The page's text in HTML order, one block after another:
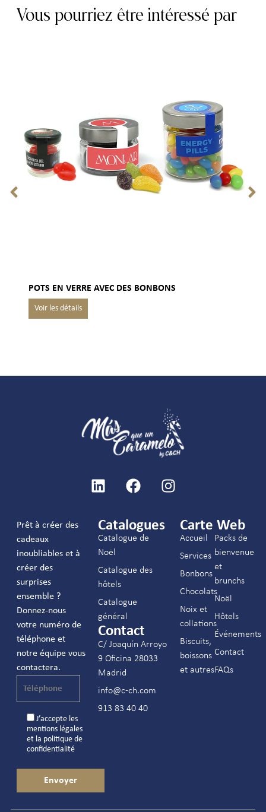
Vous pourriez être intéressé par
POTS EN VERRE AVEC DES BONBONS
Prêt à créer des
cadeaux
inoubliables et à
créer des
surprises
ensemble ?
Donnez-nous
votre numéro de
téléphone et
notre équipe vous
contactera.
J’accepte les
mentions légales
et la politique de
confidentialité
Catalogues
Catalogue de
Noël
Catalogue des
hôtels
Catalogue
général
Contact
C/ Joaquín Arroyo
9 Oficina 28033
Madrid
info@c-ch.com
913 83 40 40
Carte Web
Accueil
Services
Bonbons
Chocolats
Noix et
collations
Biscuits,
boissons
et autres
Packs de
bienvenue
et
brunchs
Noël
Hôtels
Événements
Contact
FAQs